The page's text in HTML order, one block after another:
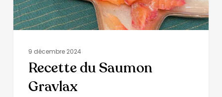
9 décembre 2024
Recette du Saumon
Gravlax